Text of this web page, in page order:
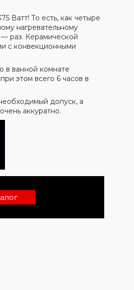
Ватт! То есть, как четыре
нагревательному
— раз. Керамической
с конвекционными
в ванной комнате
этом всего 6 часов в
допуск, а
аккуратно.